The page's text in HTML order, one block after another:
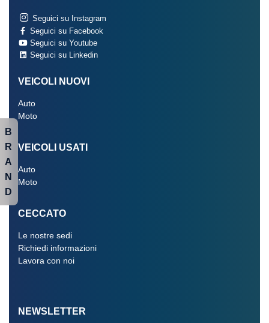
Seguici su Instagram
Seguici su Facebook
Seguici su Youtube
Seguici su Linkedin
VEICOLI NUOVI
Auto
Moto
VEICOLI USATI
Auto
Moto
CECCATO
Le nostre sedi
Richiedi informazioni
Lavora con noi
NEWSLETTER
B
R
A
N
D